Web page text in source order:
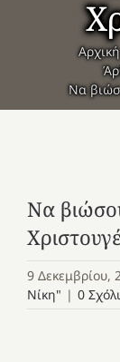
Αρχική
Να
Να
9 Δεκεμβρίου,
Νίκη" | 0